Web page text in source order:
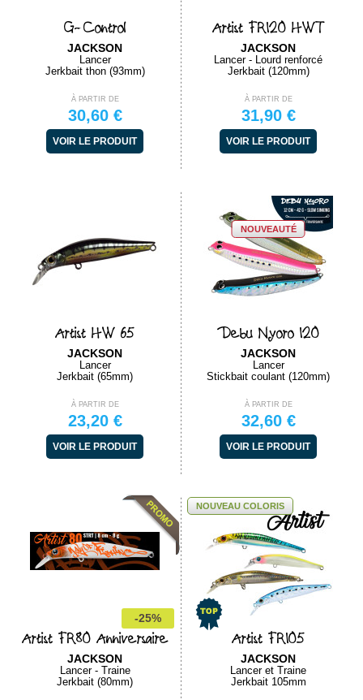
G-Control
JACKSON
Lancer
Jerkbait thon (93mm)
À PARTIR DE
30,60 €
VOIR LE PRODUIT
Artist FR120 HWT
JACKSON
Lancer - Lourd renforcé
Jerkbait (120mm)
À PARTIR DE
31,90 €
VOIR LE PRODUIT
Artist HW 65
JACKSON
Lancer
Jerkbait (65mm)
À PARTIR DE
23,20 €
VOIR LE PRODUIT
NOUVEAUTÉ
Debu Nyoro 120
JACKSON
Lancer
Stickbait coulant (120mm)
À PARTIR DE
32,60 €
VOIR LE PRODUIT
-25%
Artist FR80 Anniversaire
JACKSON
Lancer - Traine
Jerkbait (80mm)
NOUVEAU COLORIS
Artist FR105
JACKSON
Lancer et Traine
Jerkbait 105mm